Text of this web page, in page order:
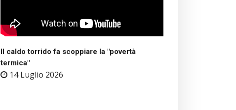
Il caldo torrido fa scoppiare la "povertà
termica"
14 Luglio 2026